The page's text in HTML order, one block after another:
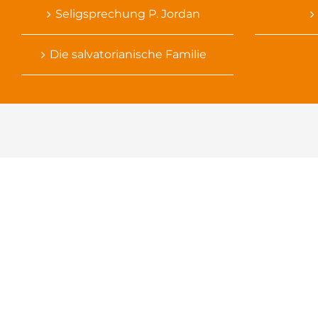
Seligsprechung P. Jordan
Die salvatorianische Familie